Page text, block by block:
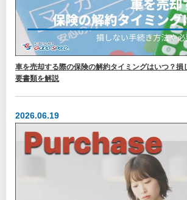
車を売却する際の保険の解約タイミングはいつ？損
要書類を解説
2026.06.19